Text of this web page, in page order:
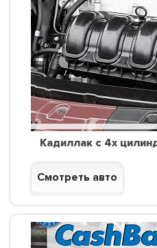
Кадиллак с 4х
Смотреть авто